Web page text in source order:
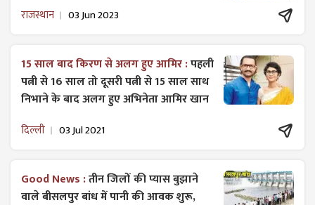
राजस्थान 03 Jun 2023
15 साल बाद किरण से अलग हुए आमिर :पहली
पत्नी से 16 साल तो दूसरी पत्नी से 15 साल साथ
निभाने के बाद अलग हुए अभिनेता आमिर खान
दिल्ली 03 Jul 2021
Good News :तीन जिलों की प्यास बुझाने
वाले बीसलपुर बांध में पानी की आवक शुरू,